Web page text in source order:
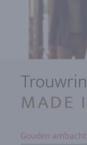
MADE
Gouden ambacht